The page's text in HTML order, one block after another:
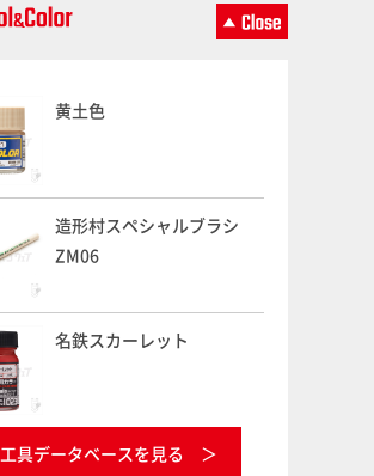
黄土色
造形村スペシャルブラシ
ZM06
名鉄スカーレット
工具データベースを見る